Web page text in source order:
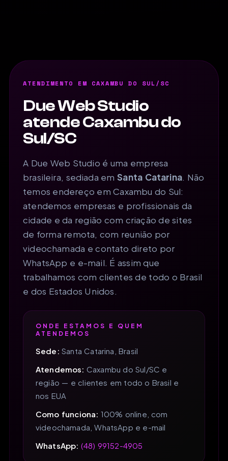
ATENDIMENTO EM CAXAMBU DO SUL/SC
Due Web Studio
atende Caxambu do
Sul/SC
A Due Web Studio é uma empresa
brasileira, sediada emSanta Catarina. Não
temos endereço em Caxambu do Sul:
atendemos empresas e profissionais da
cidade e da região com criação de sites
de forma remota, com reunião por
videochamada e contato direto por
WhatsApp e e-mail. É assim que
trabalhamos com clientes de todo o Brasil
e dos Estados Unidos.
ONDE ESTAMOS E QUEM
ATENDEMOS
Sede: Santa Catarina, Brasil
Atendemos: Caxambu do Sul/SC e
região — e clientes em todo o Brasil e
nos EUA
Como funciona: 100% online, com
videochamada, WhatsApp e e-mail
WhatsApp: (48) 99152-4905